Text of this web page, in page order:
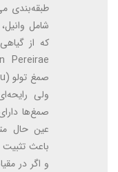
طبقه‌بندی
شامل
که از
ولی
صمغ‌ها
عین حال
باعث
و اگر در